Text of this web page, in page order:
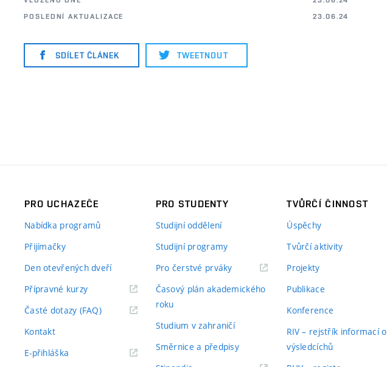
POSLEDNÍ AKTUALIZACE
23.06.24
SDÍLET ČLÁNEK TWEETNOUT
PRO UCHAZEČE
Nabídka programů
Přijímačky
Den otevřených dveří
Přípravné kurzy
Časté dotazy (FAQ)
Kontakt
E-přihláška
PRO STUDENTY
Studijní oddělení
Studijní programy
Pro čerstvé prváky
Časový plán akademického
roku
Studium v zahraničí
Směrnice a předpisy
TVŮRČÍ ČINNOST
Úspěchy
Tvůrčí aktivity
Projekty
Publikace
Konference
RIV – rejstřík informací o
výsledcíchů